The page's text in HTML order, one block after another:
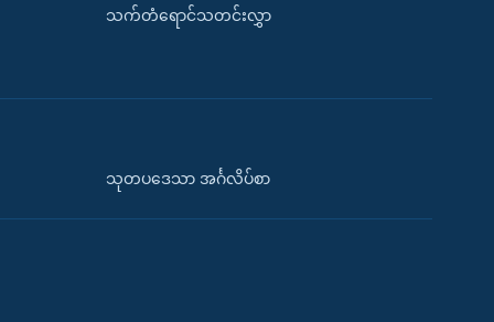
သက်တံရောင်သတင်းလွှာ
သုတပဒေသာ အင်္ဂလိပ်စာ